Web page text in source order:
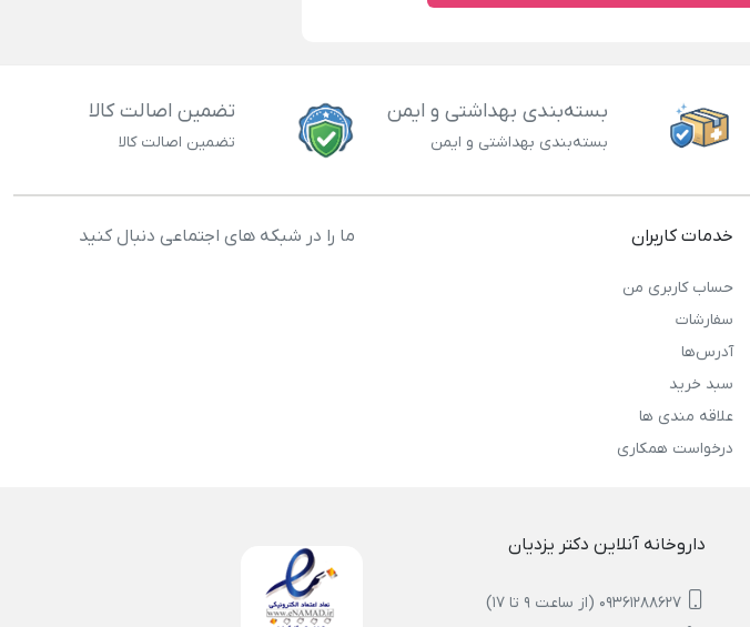
بسته‌بندی بهداشتی و ایمن
بسته‌بندی بهداشتی و ایمن
تضمین اصالت کالا
تضمین اصالت کالا
خدمات کاربران
حساب کاربری من
سفارشات
آدرس‌ها
سبد خرید
علاقه مندی ها
درخواست همکاری
ما را در شبکه های اجتماعی دنبال کنید
داروخانه آنلاین دکتر یزدیان
09361288627 (از ساعت 9 تا 17)